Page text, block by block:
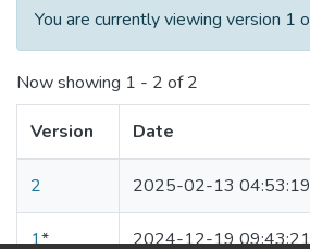
You are currently viewing version 1
Now showing 1 - 2 of 2
Version Date
2 2025-02-13 04:53:19
1* 2024-12-19 09:43:21